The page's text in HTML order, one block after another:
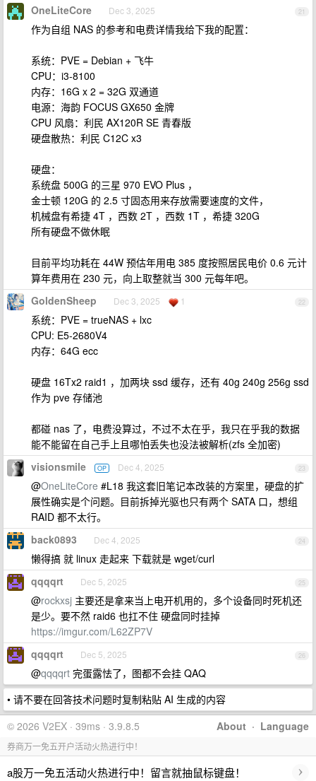
21
OneLiteCore Dec 3, 2025
作为自组 NAS 的参考和电费详情我给下我的配置：
系统：PVE = Debian + 飞牛
CPU：i3-8100
内存：16G x 2 = 32G 双通道
电源：海韵 FOCUS GX650 金牌
CPU 风扇：利民 AX120R SE 青春版
硬盘散热：利民 C12C x3
硬盘：
系统盘 500G 的三星 970 EVO Plus ，
金士顿 120G 的 2.5 寸固态用来存放需要速度的文件，
机械盘有希捷 4T ，西数 2T ，西数 1T ，希捷 320G
所有硬盘不做休眠
目前平均功耗在 44W 预估年用电 385 度按照居民电价 0.6 元计
算年费用在 230 元，向上取整就当 300 元每年吧。
22
GoldenSheep Dec 3, 2025 1
系统：PVE = trueNAS + lxc
CPU: E5-2680V4
内存：64G ecc
硬盘 16Tx2 raid1 ，加两块 ssd 缓存，还有 40g 240g 256g ssd
作为 pve 存储池
都碰 nas 了，电费没算过，不过不太在乎，我只在乎我的数据
能不能留在自己手上且哪怕丢失也没法被解析(zfs 全加密)
23
visionsmile OP Dec 4, 2025
@OneLiteCore #L18 我这套旧笔记本改装的方案里，硬盘的扩
展性确实是个问题。目前拆掉光驱也只有两个 SATA 口，想组
RAID 都不太行。
24
back0893 Dec 4, 2025
懒得搞 就 linux 走起来 下载就是 wget/curl
25
qqqqrt Dec 5, 2025
@rockxsj 主要还是拿来当上电开机用的，多个设备同时死机还
是少。要不然 raid6 也扛不住 硬盘同时挂掉
https://imgur.com/L62ZP7V
26
qqqqrt Dec 5, 2025
@qqqqrt 完蛋露怯了，图都不会挂 QAQ
• 请不要在回答技术问题时复制粘贴 AI 生成的内容
About · Language
© 2026 V2EX · 39ms · 3.9.8.5
券商万一免五开户活动火热进行中！
a股万一免五活动火热进行中！留言就抽鼠标键盘！ ›